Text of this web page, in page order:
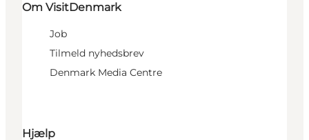
Om VisitDenmark
Job
Tilmeld nyhedsbrev
Denmark Media Centre
Hjælp